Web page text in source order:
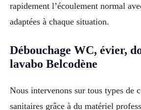
rapidement l’écoulement normal
adaptées à chaque situation.
Débouchage WC, évier,
lavabo Belcodène
Nous intervenons sur tous types de
sanitaires grâce à du matériel